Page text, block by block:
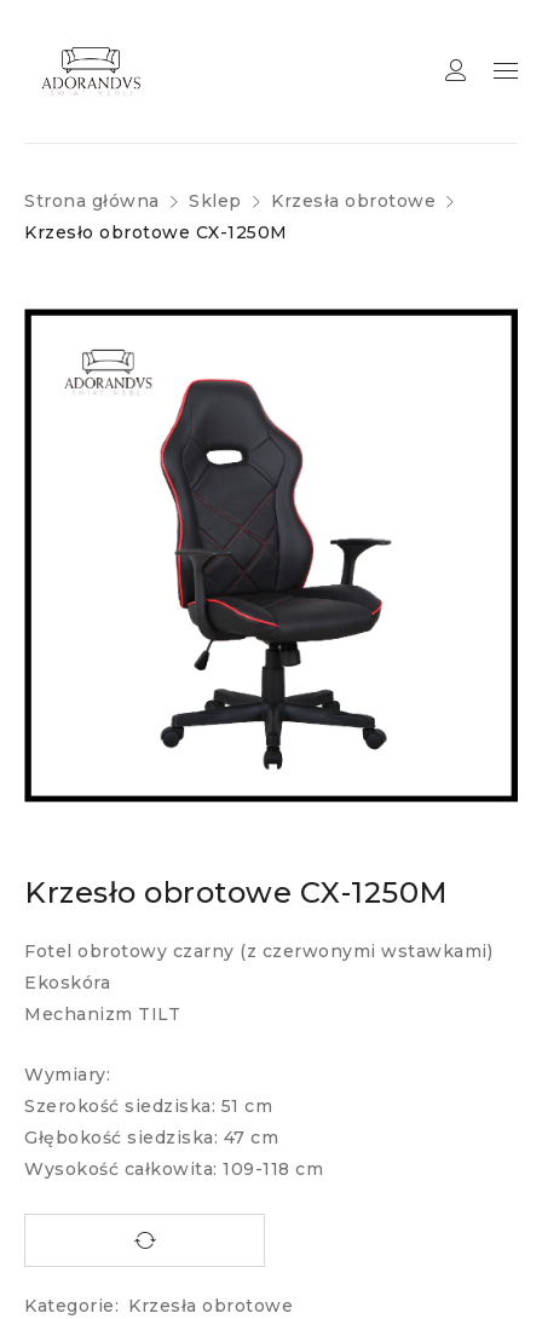
Strona główna Sklep
Krzesła obrotowe
Krzesło obrotowe CX-1250M
Krzesło obrotowe CX-1250M
Fotel obrotowy czarny (z czerwonymi wstawkami)
Ekoskóra
Mechanizm TILT
Wymiary:
Szerokość siedziska: 51 cm
Głębokość siedziska: 47 cm
Wysokość całkowita: 109-118 cm
Kategorie: Krzesła obrotowe